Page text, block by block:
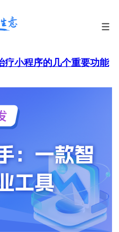
疗小程序的几个重要功能